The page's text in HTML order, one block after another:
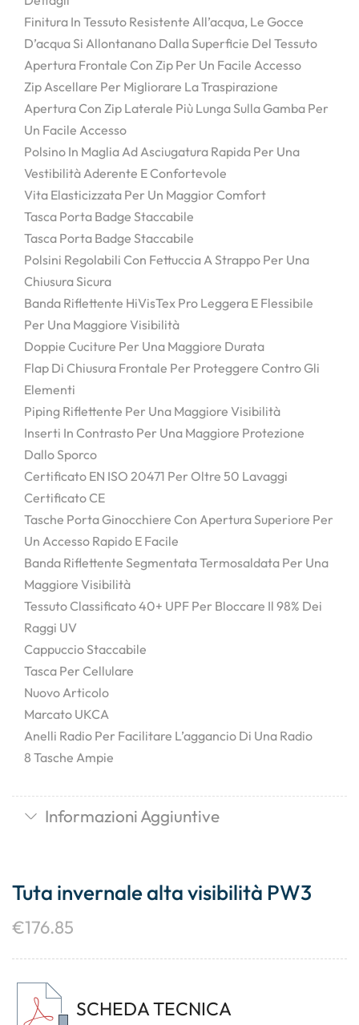
Finitura In Tessuto Resistente All’acqua, Le Gocce
D’acqua Si Allontanano Dalla Superficie Del Tessuto
Apertura Frontale Con Zip Per Un Facile Accesso
Zip Ascellare Per Migliorare La Traspirazione
Apertura Con Zip Laterale Più Lunga Sulla Gamba Per
Un Facile Accesso
Polsino In Maglia Ad Asciugatura Rapida Per Una
Vestibilità Aderente E Confortevole
Vita Elasticizzata Per Un Maggior Comfort
Tasca Porta Badge Staccabile
Tasca Porta Badge Staccabile
Polsini Regolabili Con Fettuccia A Strappo Per Una
Chiusura Sicura
Banda Riflettente HiVisTex Pro Leggera E Flessibile
Per Una Maggiore Visibilità
Doppie Cuciture Per Una Maggiore Durata
Flap Di Chiusura Frontale Per Proteggere Contro Gli
Elementi
Piping Riflettente Per Una Maggiore Visibilità
Inserti In Contrasto Per Una Maggiore Protezione
Dallo Sporco
Certificato EN ISO 20471 Per Oltre 50 Lavaggi
Certificato CE
Tasche Porta Ginocchiere Con Apertura Superiore Per
Un Accesso Rapido E Facile
Banda Riflettente Segmentata Termosaldata Per Una
Maggiore Visibilità
Tessuto Classificato 40+ UPF Per Bloccare Il 98% Dei
Raggi UV
Cappuccio Staccabile
Tasca Per Cellulare
Nuovo Articolo
Marcato UKCA
Anelli Radio Per Facilitare L’aggancio Di Una Radio
8 Tasche Ampie
Informazioni Aggiuntive
Tuta invernale alta visibilità PW3
€176.85
SCHEDA TECNICA